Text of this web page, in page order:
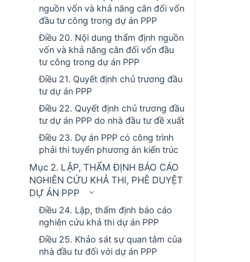
nguồn vốn và khả năng cân đối vốn
đầu tư công trong dự án PPP
Điều 20. Nội dung thẩm định nguồn
vốn và khả năng cân đối vốn đầu
tư công trong dự án PPP
Điều 21. Quyết định chủ trương đầu
tư dự án PPP
Điều 22. Quyết định chủ trương đầu
tư dự án PPP do nhà đầu tư đề xuất
Điều 23. Dự án PPP có công trình
phải thi tuyển phương án kiến trúc
Mục 2. LẬP, THẨM ĐỊNH BÁO CÁO
NGHIÊN CỨU KHẢ THI, PHÊ DUYỆT
DỰ ÁN PPP
Điều 24. Lập, thẩm định báo cáo
nghiên cứu khả thi dự án PPP
Điều 25. Khảo sát sự quan tâm của
nhà đầu tư đối với dự án PPP